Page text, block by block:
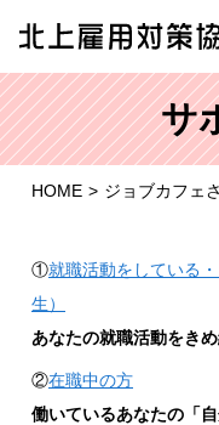
サ
HOME ジョブカフェ
①就職活動をしている
生）
あなたの就職活動をき
②在職中の方
働いているあなたの「